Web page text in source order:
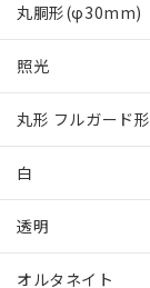
丸胴形(φ30mm)
照光
丸形 フルガード形
白
透明
オルタネイト